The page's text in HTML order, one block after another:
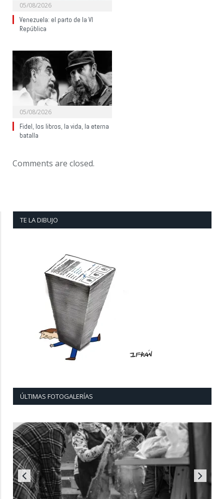
05/08/2026
Venezuela: el parto de la VI
República
05/08/2026
Fidel, los libros, la vida, la eterna
batalla
Comments are closed.
TE LA DIBUJO
ÚLTIMAS FOTOGALERÍAS